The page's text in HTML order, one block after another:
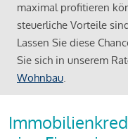
maximal profitieren
steuerliche Vorteile
Lassen Sie diese
Sie sich in unserem
Wohnbau.